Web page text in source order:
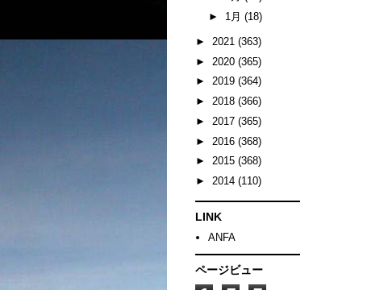
► 1月 (18)
► 2021 (363)
► 2020 (365)
► 2019 (364)
► 2018 (366)
► 2017 (365)
► 2016 (368)
► 2015 (368)
► 2014 (110)
LINK
ANFA
ページビュー